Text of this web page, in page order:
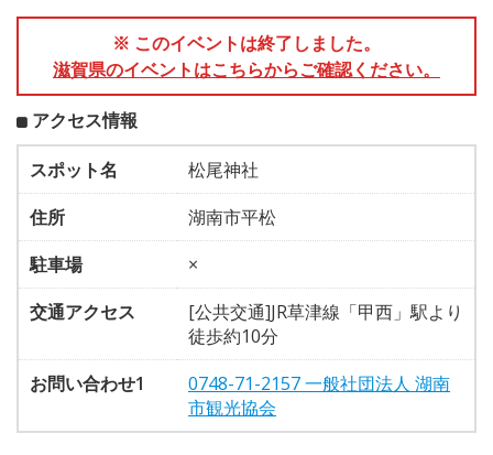
※ このイベントは終了しました。
滋賀県のイベントはこちらからご確認ください。
アクセス情報
スポット名
松尾神社
住所
湖南市平松
駐車場
×
交通アクセス
[公共交通]JR草津線「甲西」駅より
徒歩約10分
お問い合わせ1
0748-71-2157 一般社団法人 湖南
市観光協会